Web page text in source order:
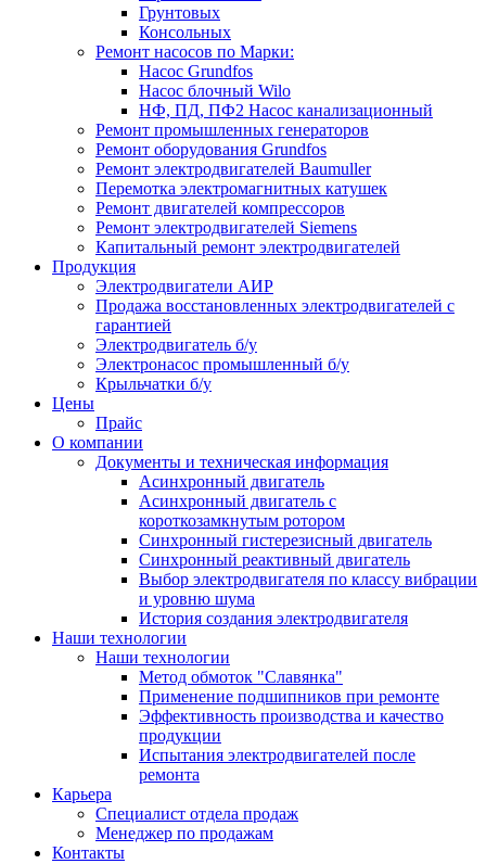
Грунтовых
Консольных
Ремонт насосов по Марки:
Насос Grundfos
Насос блочный Wilo
НФ, ПД, ПФ2 Насос канализационный
Ремонт промышленных генераторов
Ремонт оборудования Grundfos
Ремонт электродвигателей Baumuller
Перемотка электромагнитных катушек
Ремонт двигателей компрессоров
Ремонт электродвигателей Siemens
Капитальный ремонт электродвигателей
Продукция
Электродвигатели АИР
Продажа восстановленных электродвигателей с
гарантией
Электродвигатель б/у
Электронасос промышленный б/у
Крыльчатки б/у
Цены
Прайс
О компании
Документы и техническая информация
Асинхронный двигатель
Асинхронный двигатель с
короткозамкнутым ротором
Синхронный гистерезисный двигатель
Синхронный реактивный двигатель
Выбор электродвигателя по классу вибрации
и уровню шума
История создания электродвигателя
Наши технологии
Наши технологии
Метод обмоток "Славянка"
Применение подшипников при ремонте
Эффективность производства и качество
продукции
Испытания электродвигателей после
ремонта
Карьера
Специалист отдела продаж
Менеджер по продажам
Контакты